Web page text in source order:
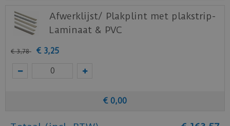
Afwerklijst/ Plakplint met plakstrip-
Laminaat & PVC
€ 3,78 € 3,25
€ 0,00